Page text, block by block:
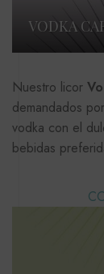
VODKA
Nuestro licor
demandados
vodka con el
bebidas